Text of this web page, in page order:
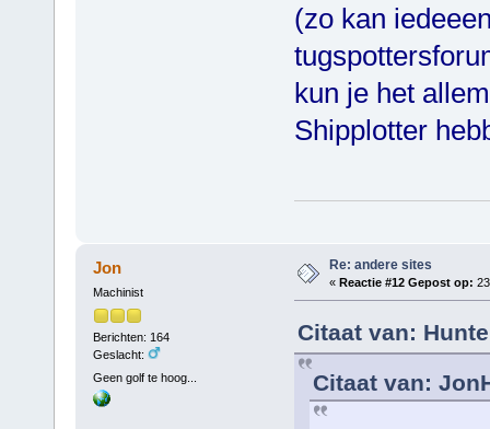
(zo kan
kun je het
Shipplotter
Jon
Machinist
Berichten: 164
Geslacht:
Geen golf te hoog...
Re: andere sites
« Reactie #12 Gepost op:
Citaat van:
Citaat van: